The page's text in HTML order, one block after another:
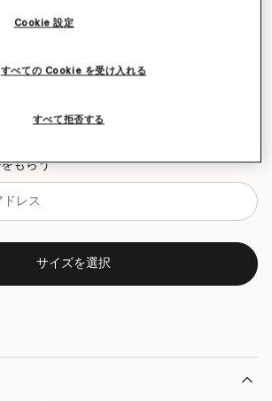
もらう
サイズを選択
Cookie 設定
すべて拒否する
すべての Cookie を受け入れる